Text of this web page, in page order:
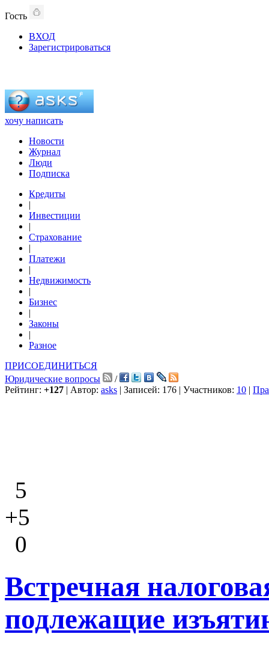
Гость
ВХОД
Зарегистрироваться
хочу написать
Новости
Журнал
Люди
Подписка
Кредиты
|
Инвестиции
|
Страхование
|
Платежи
|
Недвижимость
|
Бизнес
|
Законы
|
Разное
ПРИСОЕДИНИТЬСЯ
Юридические вопросы
/
Рейтинг: +127 | Автор: asks | Записей: 176 | Участников: 10 |
5
+5
0
Встречная
подлежащие